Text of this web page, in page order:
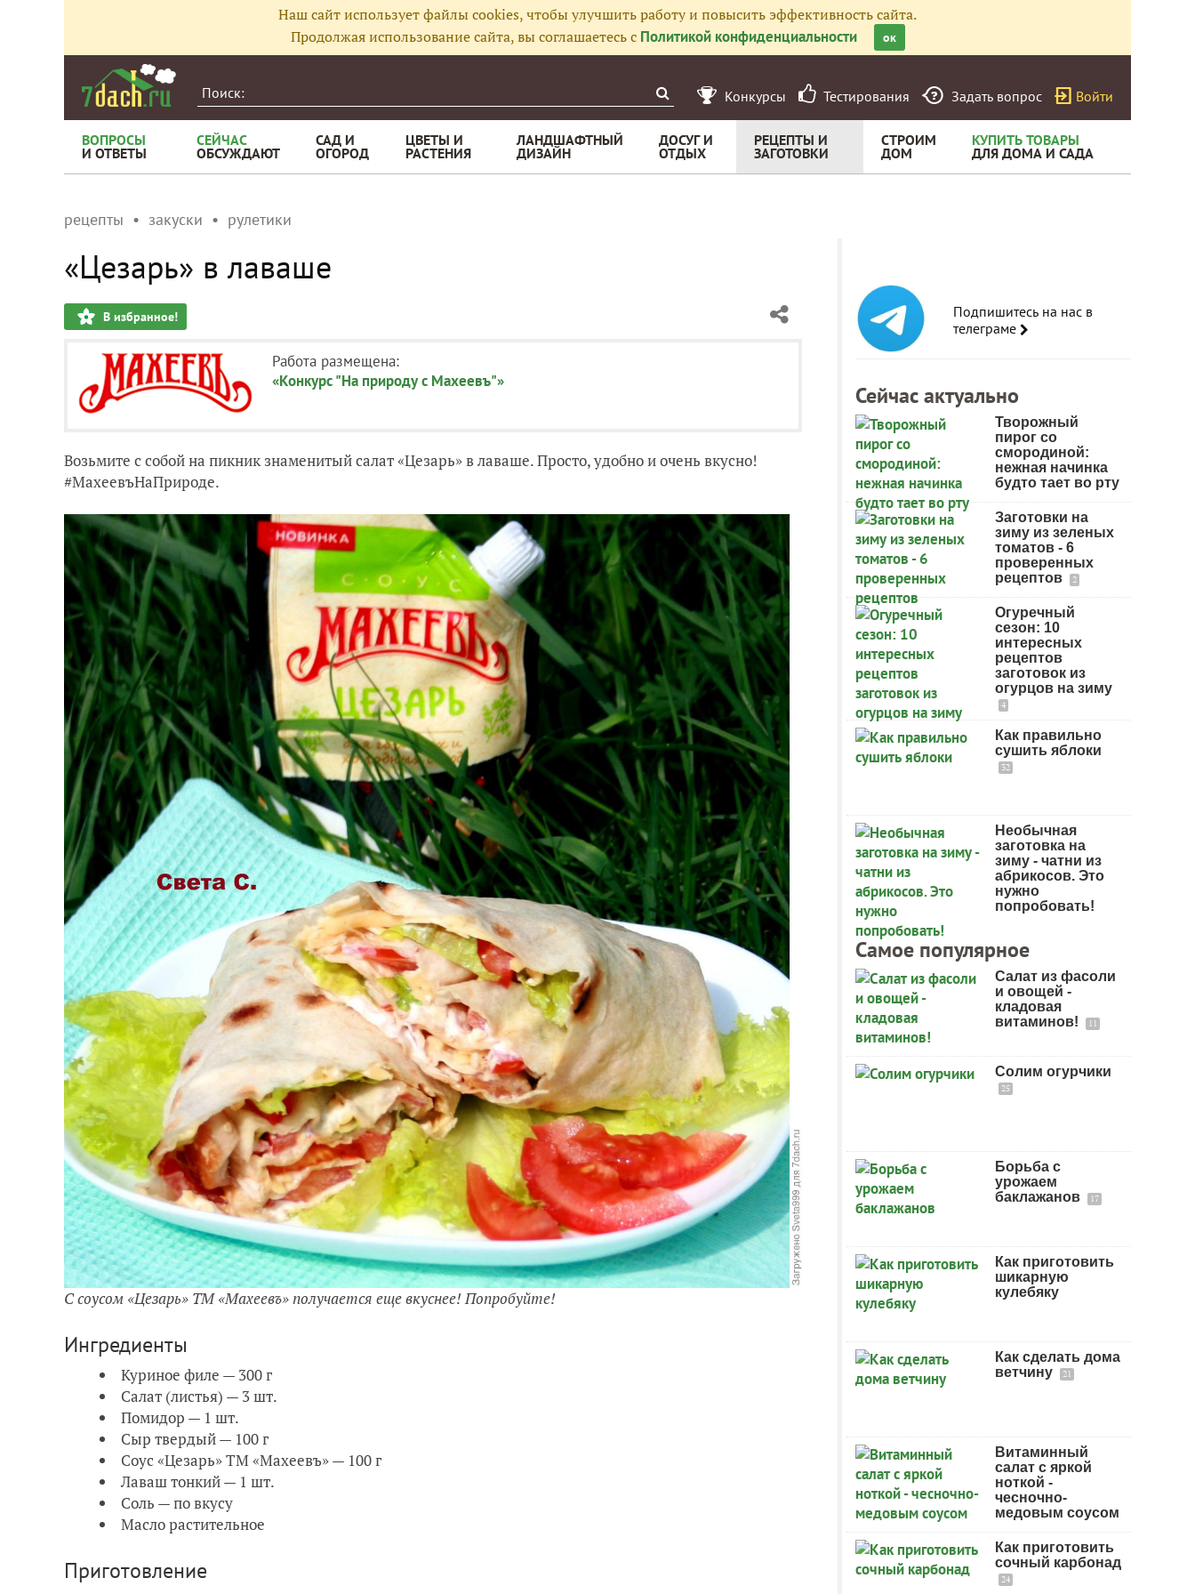
Наш сайт использует файлы cookies, чтобы улучшить работу и повысить эффективность сайта.
Продолжая использование сайта, вы соглашаетесь с Политикой конфиденциальности ок
Конкурсы Тестирования Задать вопрос Войти
ВОПРОСЫ
И ОТВЕТЫ
СЕЙЧАС
ОБСУЖДАЮТ
САД И
ОГОРОД
ЦВЕТЫ И
РАСТЕНИЯ
ЛАНДШАФТНЫЙ
ДИЗАЙН
ДОСУГ И
ОТДЫХ
РЕЦЕПТЫ И
ЗАГОТОВКИ
СТРОИМ
ДОМ
КУПИТЬ ТОВАРЫ
ДЛЯ ДОМА И САДА
рецепты закуски рулетики
«Цезарь» в лаваше
В избранное!
Работа размещена:
«Конкурс "На природу с Махеевъ"»
Возьмите с собой на пикник знаменитый салат «Цезарь» в лаваше. Просто, удобно и очень вкусно!
#МахеевъНаПрироде.
С соусом «Цезарь» ТМ «Махеевъ» получается еще вкуснее! Попробуйте!
Ингредиенты
Куриное филе — 300 г
Салат (листья) — 3 шт.
Помидор — 1 шт.
Сыр твердый — 100 г
Соус «Цезарь» ТМ «Махеевъ» — 100 г
Лаваш тонкий — 1 шт.
Соль — по вкусу
Масло растительное
Приготовление
Подпишитесь на нас в
телеграме
Сейчас актуально
Творожный
пирог со
смородиной:
нежная начинка
будто тает во рту
Заготовки на
зиму из зеленых
томатов - 6
проверенных
рецептов
2
Огуречный
сезон: 10
интересных
рецептов
заготовок из
огурцов на зиму
4
Как правильно
сушить яблоки
32
Необычная
заготовка на
зиму - чатни из
абрикосов. Это
нужно
попробовать!
Самое популярное
Салат из фасоли
и овощей -
кладовая
витаминов!
11
Солим огурчики
25
Борьба с
урожаем
баклажанов
17
Как приготовить
шикарную
кулебяку
Как сделать дома
ветчину
21
Витаминный
салат с яркой
ноткой -
чесночно-
медовым соусом
Как приготовить
сочный карбонад
24